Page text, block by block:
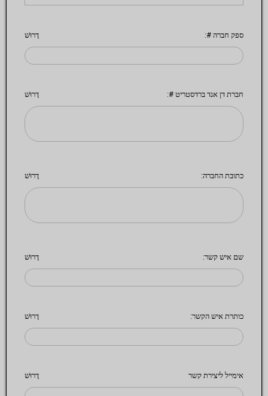
ספק חברה #: דָרוּשׁ
חברת דן אנד ברדסטריט #: דָרוּשׁ
כתובת החברה: דָרוּשׁ
שם איש קשר: דָרוּשׁ
כותרת איש הקשר: דָרוּשׁ
אימייל ליצירת קשר דָרוּשׁ